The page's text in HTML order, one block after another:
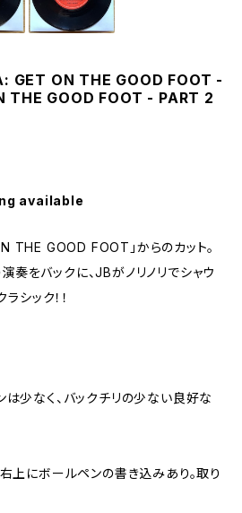
GET ON THE GOOD FOOT -
THE GOOD FOOT - PART 2
available
THE GOOD FOOT」からのカット。
奏をバックに、JBがノリノリでシャウ
シック！！
少なく、バックチリの少ない良好な
上にボールペンの書き込みあり。取り